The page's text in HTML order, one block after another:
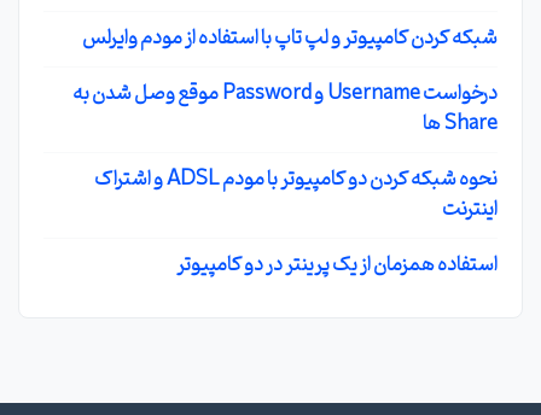
شبکه کردن کامپیوتر و لپ تاپ با استفاده از مودم وایرلس
درخواست Username و Password موقع وصل شدن به
Share ها
نحوه شبکه کردن دو کامپیوتر با مودم ADSL و اشتراک
اینترنت
استفاده همزمان از یک پرینتر در دو کامپیوتر